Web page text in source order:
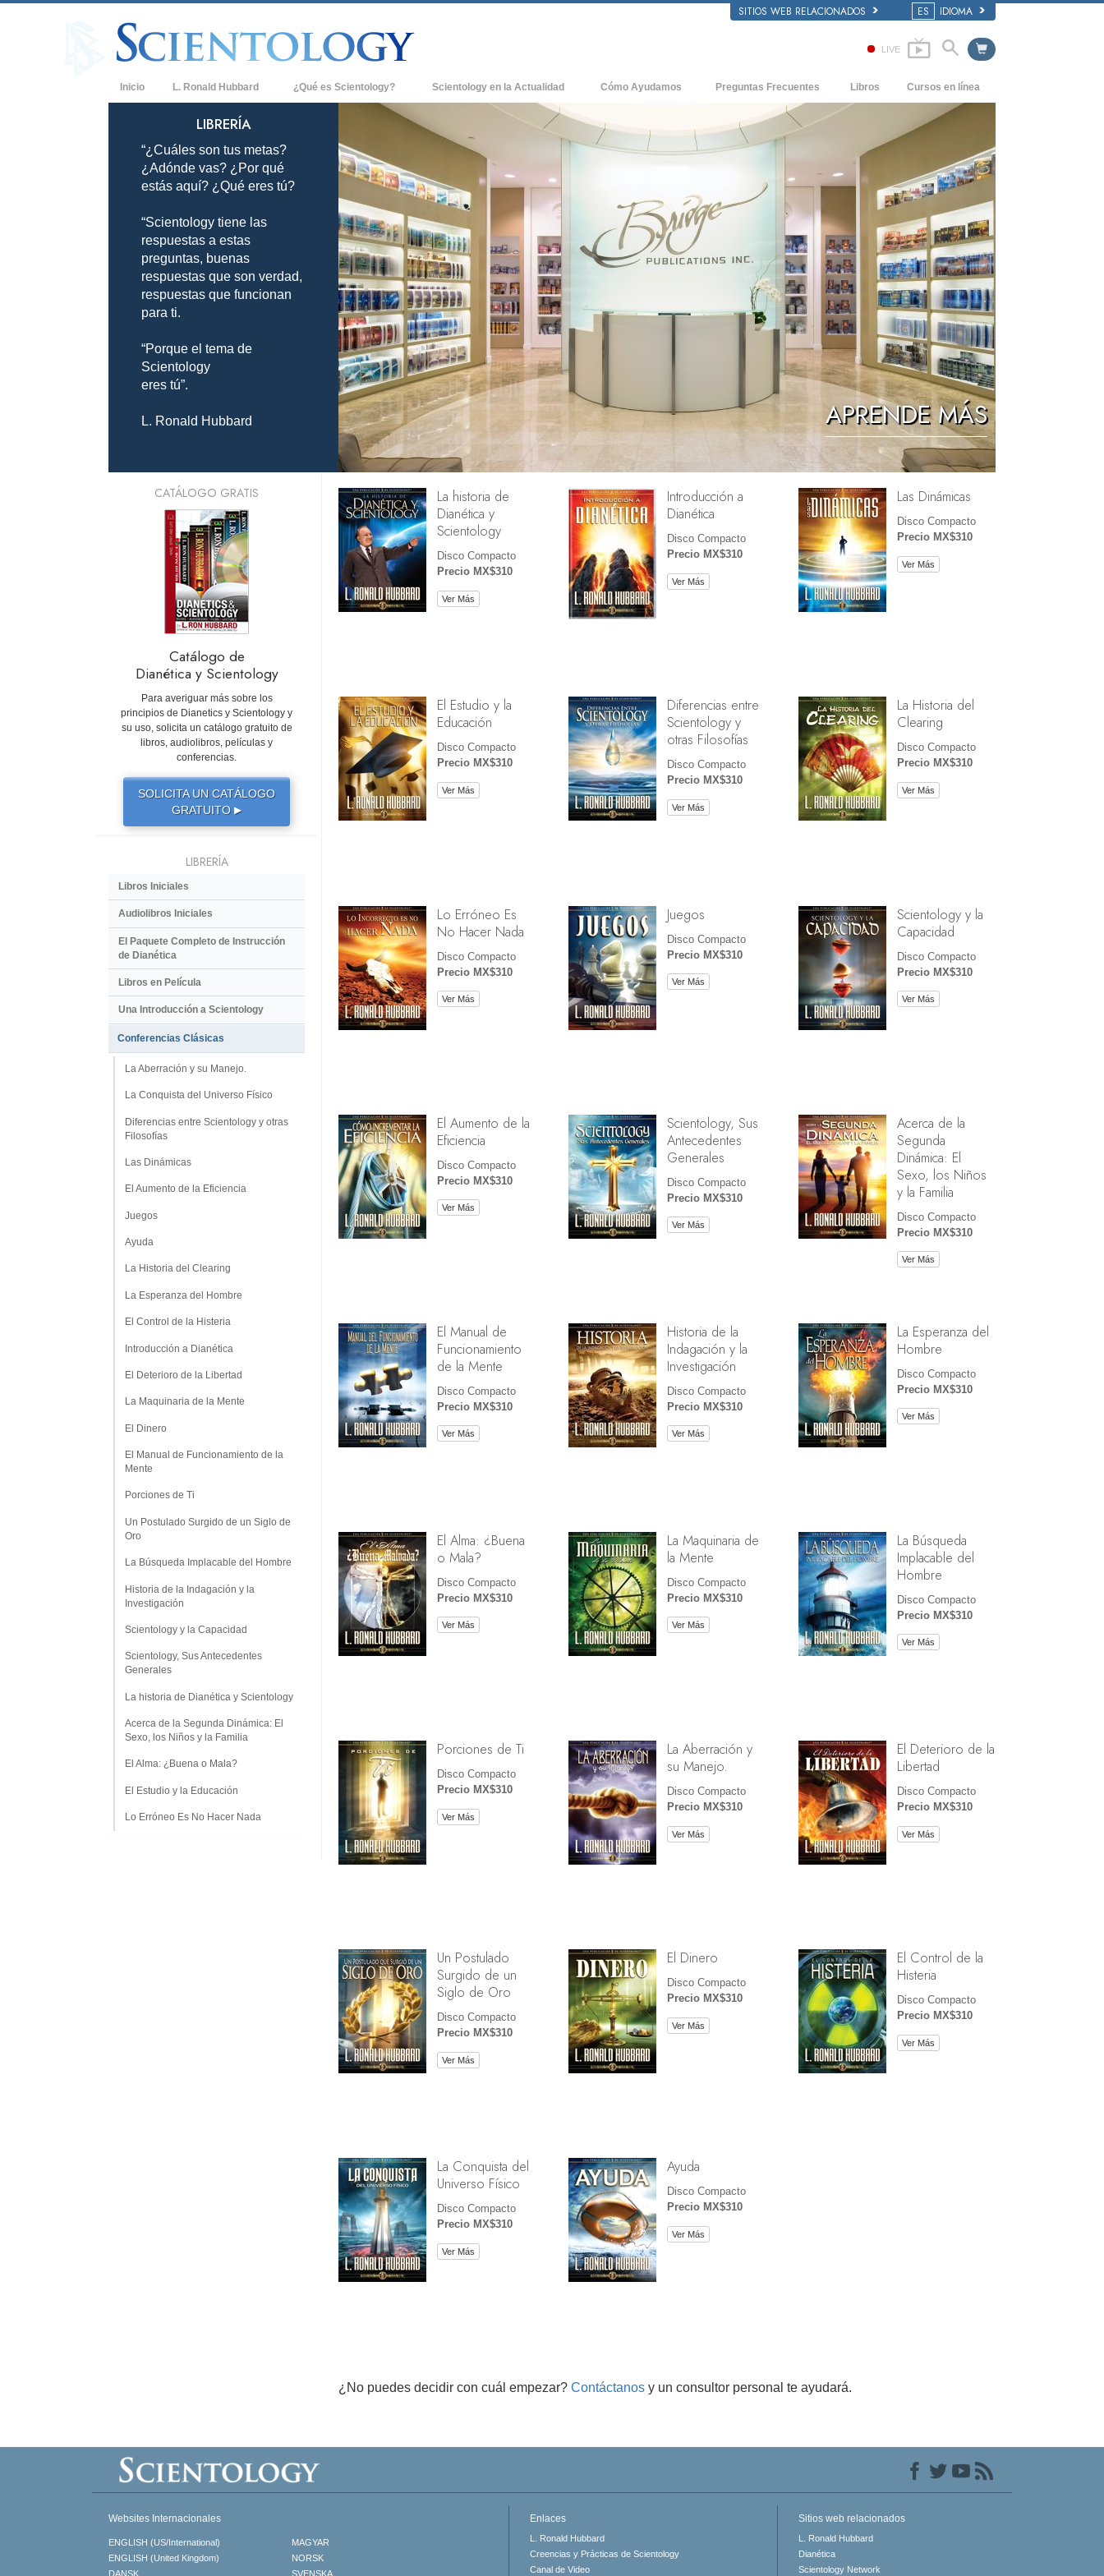
SITIOS WEB RELACIONADOS ES IDIOMA
LIVE
Inicio L. Ronald Hubbard ¿Qué es Scientology?
Credos y Códigos de Scientology
Qué dicen los Scientologists acerca de
Scientology
Conoce a un Scientologist
Dentro de una Iglesia
Los Principios Básicos de Scientology
Una Introducción a Dianética
Amor y Odio: ¿Qué es Grandeza?
Scientology en la Actualidad
Nuevas Iglesias de Scientology
Organizaciones Avanzadas
Base en Tierra de Flag
Freewinds
Llevando Scientology al Mundo
David Miscavige - Líder Eclesiástico de
Scientology
Cómo Ayudamos Preguntas Frecuentes
Antecedentes y principios básicos
Dentro de una Iglesia
La Organización de Scientology
Libros
Audiolibros
Conferencias Introductorias
Películas
Cursos en línea
Cómo Resolver los Conflictos
Las Dinámicas de la Existencia
Los Componentes de la Comprensión
Soluciones para un Entorno Peligroso
Ayudas para Enfermedades y Lesiones
La Integridad y la Honestidad
El Matrimonio
La Escala Tonal Emocional
Respuestas a las Drogas
Herramientas para el Entorno Laboral
La Ética y las Condiciones
La Causa de la Supresión
Investigaciones
Los Fundamentos de la Organización
Los Fundamentos de las Relaciones
Públicas
APRENDE MÁS
LIBRERÍA
“¿Cuáles son tus metas?
¿Adónde vas? ¿Por qué
estás aquí? ¿Qué eres tú?
“Scientology tiene las
respuestas a estas
preguntas, buenas
respuestas que son verdad,
respuestas que funcionan
para ti.
“Porque el tema de
Scientology
eres tú”.
L. Ronald Hubbard
La historia de
Dianética y
Scientology
Disco Compacto
Precio MX$310
Ver Más
Introducción a
Dianética
Disco Compacto
Precio MX$310
Ver Más
Las Dinámicas
Disco Compacto
Precio MX$310
Ver Más
El Estudio y la
Educación
Disco Compacto
Precio MX$310
Ver Más
Diferencias entre
Scientology y
otras Filosofías
Disco Compacto
Precio MX$310
Ver Más
La Historia del
Clearing
Disco Compacto
Precio MX$310
Ver Más
Lo Erróneo Es
No Hacer Nada
Disco Compacto
Precio MX$310
Ver Más
Juegos
Disco Compacto
Precio MX$310
Ver Más
Scientology y la
Capacidad
Disco Compacto
Precio MX$310
Ver Más
El Aumento de la
Eficiencia
Disco Compacto
Precio MX$310
Ver Más
Scientology, Sus
Antecedentes
Generales
Disco Compacto
Precio MX$310
Ver Más
Acerca de la
Segunda
Dinámica: El
Sexo, los Niños
y la Familia
Disco Compacto
Precio MX$310
Ver Más
El Manual de
Funcionamiento
de la Mente
Disco Compacto
Precio MX$310
Ver Más
Historia de la
Indagación y la
Investigación
Disco Compacto
Precio MX$310
Ver Más
La Esperanza del
Hombre
Disco Compacto
Precio MX$310
Ver Más
El Alma: ¿Buena
o Mala?
Disco Compacto
Precio MX$310
Ver Más
La Maquinaria de
la Mente
Disco Compacto
Precio MX$310
Ver Más
La Búsqueda
Implacable del
Hombre
Disco Compacto
Precio MX$310
Ver Más
Porciones de Ti
Disco Compacto
Precio MX$310
Ver Más
La Aberración y
su Manejo.
Disco Compacto
Precio MX$310
Ver Más
El Deterioro de la
Libertad
Disco Compacto
Precio MX$310
Ver Más
Un Postulado
Surgido de un
Siglo de Oro
Disco Compacto
Precio MX$310
Ver Más
El Dinero
Disco Compacto
Precio MX$310
Ver Más
El Control de la
Histeria
Disco Compacto
Precio MX$310
Ver Más
La Conquista del
Universo Físico
Disco Compacto
Precio MX$310
Ver Más
Ayuda
Disco Compacto
Precio MX$310
Ver Más
¿No puedes decidir con cuál empezar? Contáctanos y un consultor personal te ayudará.
CATÁLOGO GRATIS
Catálogo de
Dianética y Scientology
Para averiguar más sobre los
principios de Dianetics y Scientology y
su uso, solicita un catálogo gratuito de
libros, audiolibros, películas y
conferencias.
SOLICITA UN CATÁLOGO
GRATUITO ▶
LIBRERÍA
Libros Iniciales
Audiolibros Iniciales
El Paquete Completo de Instrucción
de Dianética
Libros en Película
Una Introducción a Scientology
Conferencias Clásicas
La Aberración y su Manejo.
La Conquista del Universo Físico
Diferencias entre Scientology y otras
Filosofías
Las Dinámicas
El Aumento de la Eficiencia
Juegos
Ayuda
La Historia del Clearing
La Esperanza del Hombre
El Control de la Histeria
Introducción a Dianética
El Deterioro de la Libertad
La Maquinaria de la Mente
El Dinero
El Manual de Funcionamiento de la
Mente
Porciones de Ti
Un Postulado Surgido de un Siglo de
Oro
La Búsqueda Implacable del Hombre
Historia de la Indagación y la
Investigación
Scientology y la Capacidad
Scientology, Sus Antecedentes
Generales
La historia de Dianética y Scientology
Acerca de la Segunda Dinámica: El
Sexo, los Niños y la Familia
El Alma: ¿Buena o Mala?
El Estudio y la Educación
Lo Erróneo Es No Hacer Nada
Websites Internacionales
ENGLISH (US/International)
ENGLISH (United Kingdom)
DANSK
MAGYAR
NORSK
SVENSKA
Enlaces
L. Ronald Hubbard
Creencias y Prácticas de Scientology
Canal de Video
Sitios web relacionados
L. Ronald Hubbard
Dianética
Scientology Network